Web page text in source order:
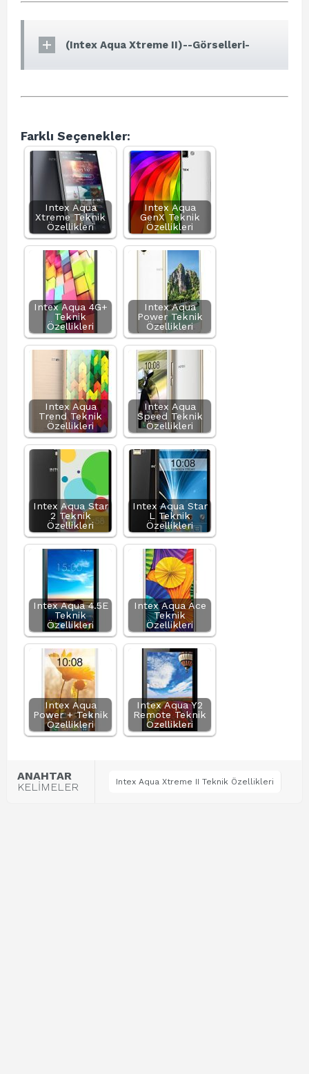
(Intex Aqua Xtreme II)--Görselleri-
Farklı Seçenekler:
Intex Aqua
Xtreme Teknik
Özellikleri
Intex Aqua
GenX Teknik
Özellikleri
Intex Aqua 4G+
Teknik
Özellikleri
Intex Aqua
Power Teknik
Özellikleri
Intex Aqua
Trend Teknik
Özellikleri
Intex Aqua
Speed Teknik
Özellikleri
Intex Aqua Star
2 Teknik
Özellikleri
Intex Aqua Star
L Teknik
Özellikleri
Intex Aqua 4.5E
Teknik
Özellikleri
Intex Aqua Ace
Teknik
Özellikleri
Intex Aqua
Power + Teknik
Özellikleri
Intex Aqua Y2
Remote Teknik
Özellikleri
ANAHTAR
KELİMELER
Intex Aqua Xtreme II Teknik Özellikleri